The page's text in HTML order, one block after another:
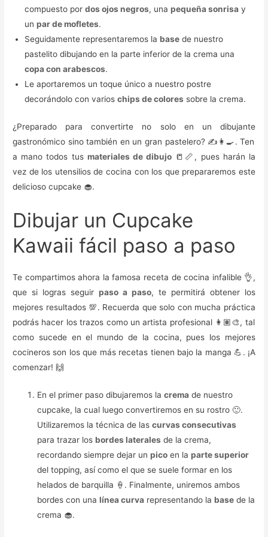
compuesto pordos ojos negros, unapequeña sonrisa y
unpar de mofletes.
Seguidamente representaremos la base de nuestro
pastelito dibujando en la parte inferior de la crema una
copa con arabescos.
Le aportaremos un toque único a nuestro postre
decorándolo con varioschips de colores sobre la crema.
¿Preparado para convertirte no solo en un dibujante
gastronómico sino también en un gran pastelero? ✍️👩‍🍳. Ten
a mano todos tus materiales de dibujo 📒📏, pues harán la
vez de los utensilios de cocina con los que prepararemos este
delicioso cupcake 🧁.
Dibujar un Cupcake
Kawaii fácil paso a paso
Te compartimos ahora la famosa receta de cocina infalible 👌,
que si logras seguirpaso a paso, te permitirá obtener los
mejores resultados 💯. Recuerda que solo con mucha práctica
podrás hacer los trazos como un artista profesional 👩🏽‍🎨, tal
como sucede en el mundo de la cocina, pues los mejores
cocineros son los que más recetas tienen bajo la manga 💪. ¡A
comenzar! 🙌
En el primer paso dibujaremos lacrema de nuestro
cupcake, la cual luego convertiremos en su rostro 🙂.
Utilizaremos la técnica de lascurvas consecutivas
para trazar los bordes laterales de la crema,
recordando siempre dejar unpico en laparte superior
del topping, así como el que se suele formar en los
helados de barquilla 🍦. Finalmente, uniremos ambos
bordes con unalínea curva representando la base de la
crema 🧁.